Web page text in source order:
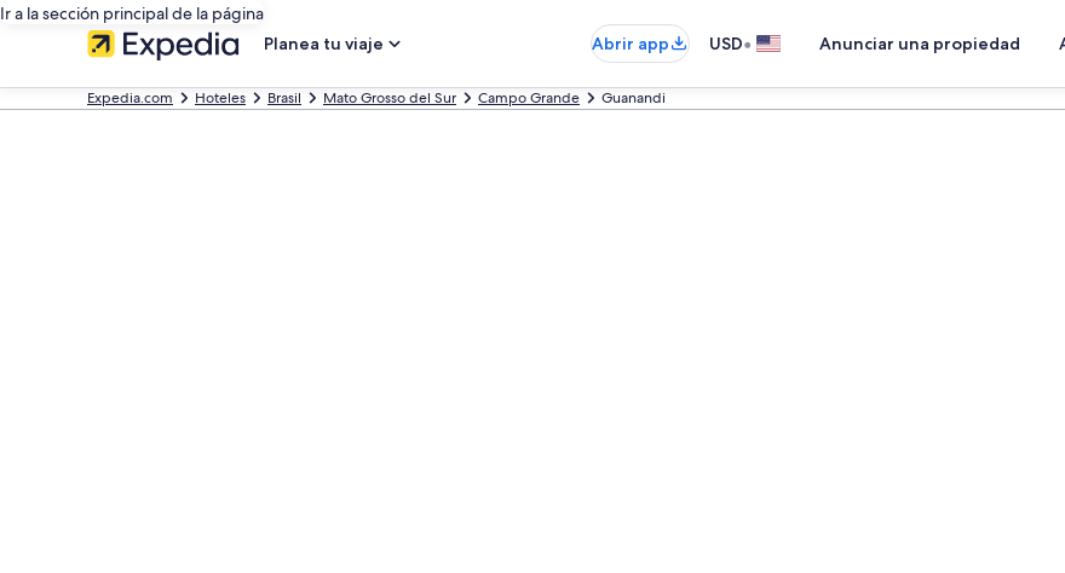
Ir a la sección principal de la página
Planea tu viaje
Abrir app USD• Anunciar una propiedad
Expedia.com Hoteles Brasil Mato Grosso del Sur Campo Grande Guanandi